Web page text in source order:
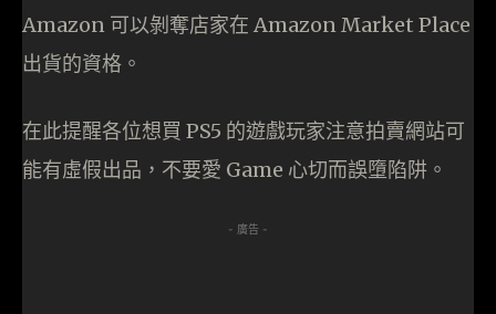
Amazon 可以剝奪店家在 Amazon Market Place
出貨的資格。
在此提醒各位想買 PS5 的遊戲玩家注意拍賣網站可
能有虛假出品，不要愛 Game 心切而誤墮陷阱。
- 廣告 -